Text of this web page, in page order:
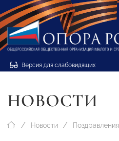
Версия для слабовидящих
НОВОСТИ
Новости Поздравления